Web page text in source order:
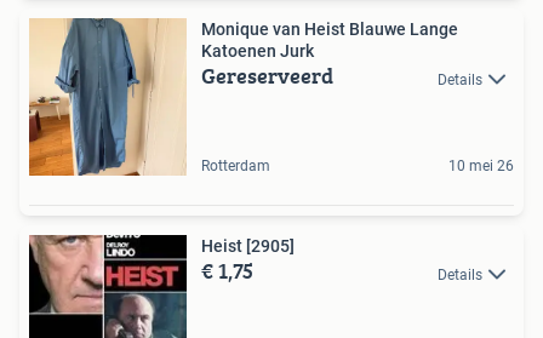
Monique van Heist Blauwe Lange
Katoenen Jurk
Gereserveerd Details
Rotterdam 10 mei 26
Heist [2905]
€ 1,75 Details